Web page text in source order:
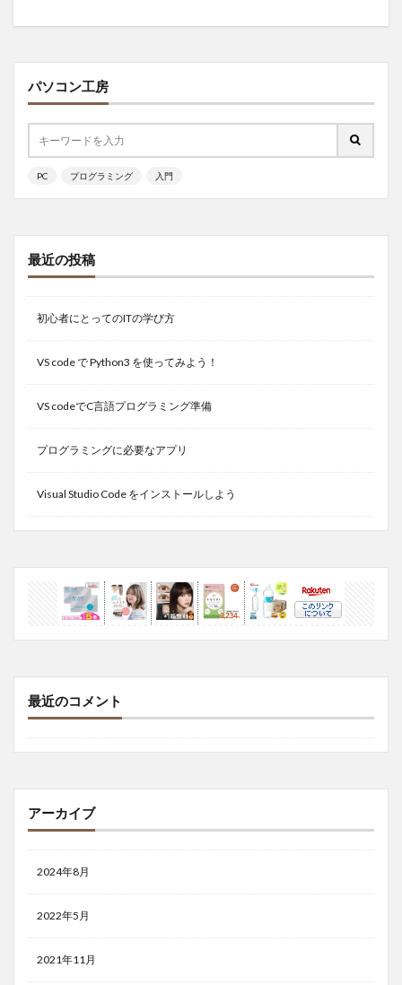
パソコン工房
PC プログラミング 入門
最近の投稿
初心者にとってのITの学び方
VS code で Python3 を使ってみよう！
VS codeでC言語プログラミング準備
プログラミングに必要なアプリ
Visual Studio Code をインストールしよう
最近のコメント
アーカイブ
2024年8月
2022年5月
2021年11月